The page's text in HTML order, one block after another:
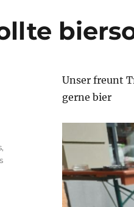
Unser freunt
gerne bier
,